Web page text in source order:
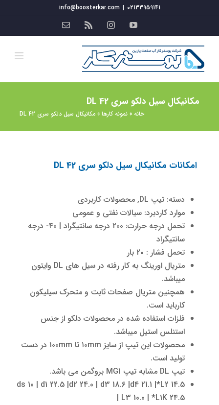
محتوا
02133959141
|
info@boosterkar.com
YouTube
Instagram
Rss ایمیل
مکانیکال سیل دلکو سری DL 42
خانه » نمونه کارها » مکانیکال سیل دلکو سری DL 42
امکانات مکانیکال سیل دلکو سری DL 42
دسته: تیپ DL, محصولات کاربردی
موارد کاردبرد: سیالات نفتی و عمومی
تحمل درجه حرارت: ۲۰۰ درجه سانتیگراد | ۴۰- درجه
سانتیگراد
تحمل فشار : ۲۰ بار
متریال اورینگ به کار رفته در سیل های DL وایتون
میباشد.
همچنین متریال صفحات ثابت و متحرک سیلیکون
کارباید است.
فلزات استفاده شده در محصولات دلکو از جنس
استنلس استیل میباشد.
محصولات این تیپ از سایز ۱۰mm تا ۱۰۰mm در دست
تولید است.
تیپ DL مشابه تیپ MG1 بروگمن می باشد.
ds 10 | d1 22.5 |d2 24.0 | d3 18.6 |d4 21.1 |*L2 14.5
| L3 10.0 | *L1K 24.5